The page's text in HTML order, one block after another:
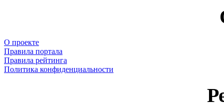
О проекте
Правила портала
Правила рейтинга
Политика конфиденциальности